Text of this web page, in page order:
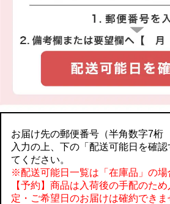
お届け先の郵便番号（半角数字7
入力の上、下の「配送可能日を確
てください。
※配送可能日一覧は「在庫品」の場
【予約】商品は入荷後の手配のた
定・ご希望日のお届けは確約でき